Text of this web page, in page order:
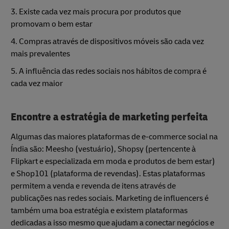
3. Existe cada vez mais procura por produtos que
promovam o bem estar
4. Compras através de dispositivos móveis são cada vez
mais prevalentes
5. A influência das redes sociais nos hábitos de compra é
cada vez maior
Encontre a estratégia de marketing perfeita
Algumas das maiores plataformas de e-commerce social na
Índia são: Meesho (vestuário), Shopsy (pertencente à
Flipkart e especializada em moda e produtos de bem estar)
e Shop101 (plataforma de revendas). Estas plataformas
permitem a venda e revenda de itens através de
publicações nas redes sociais. Marketing de influencers é
também uma boa estratégia e existem plataformas
dedicadas a isso mesmo que ajudam a conectar negócios e